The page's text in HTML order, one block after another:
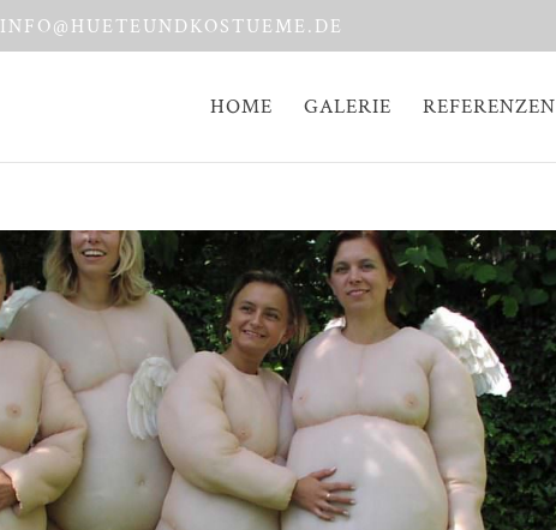
INFO@HUETEUNDKOSTUEME.DE
HOME GALERIE REFERENZEN